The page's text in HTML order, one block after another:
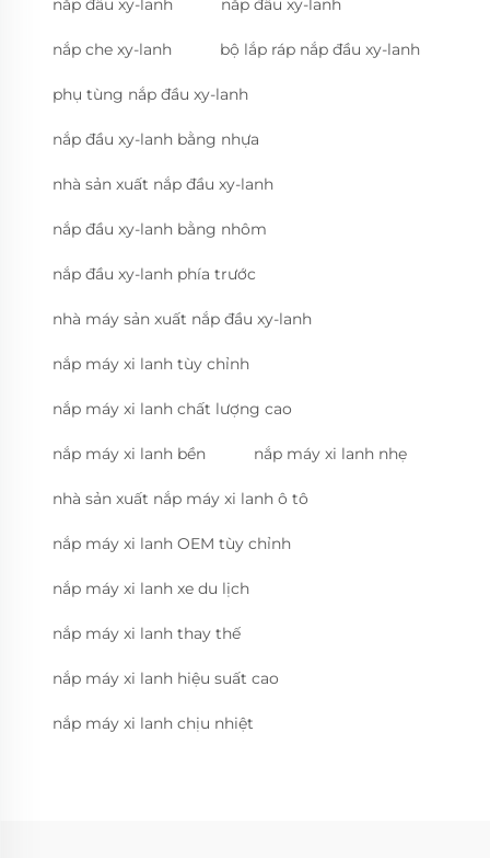
nắp đầu xy-lanh nắp đầu xy-lanh
nắp che xy-lanh bộ lắp ráp nắp đầu xy-lanh
phụ tùng nắp đầu xy-lanh
nắp đầu xy-lanh bằng nhựa
nhà sản xuất nắp đầu xy-lanh
nắp đầu xy-lanh bằng nhôm
nắp đầu xy-lanh phía trước
nhà máy sản xuất nắp đầu xy-lanh
nắp máy xi lanh tùy chỉnh
nắp máy xi lanh chất lượng cao
nắp máy xi lanh bền nắp máy xi lanh nhẹ
nhà sản xuất nắp máy xi lanh ô tô
nắp máy xi lanh OEM tùy chỉnh
nắp máy xi lanh xe du lịch
nắp máy xi lanh thay thế
nắp máy xi lanh hiệu suất cao
nắp máy xi lanh chịu nhiệt